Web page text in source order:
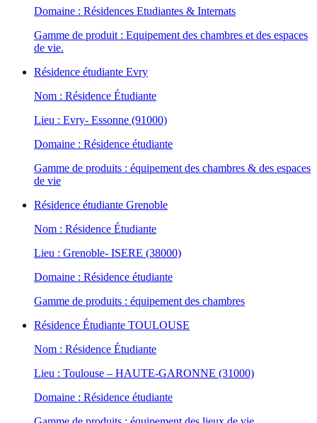
Domaine : Résidences Etudiantes & Internats
Gamme de produit : Equipement des chambres et des espaces
de vie.
Résidence étudiante Evry
Nom : Résidence Étudiante
Lieu : Evry- Essonne (91000)
Domaine : Résidence étudiante
Gamme de produits : équipement des chambres & des espaces
de vie
Résidence étudiante Grenoble
Nom : Résidence Étudiante
Lieu : Grenoble- ISERE (38000)
Domaine : Résidence étudiante
Gamme de produits : équipement des chambres
Résidence Étudiante TOULOUSE
Nom : Résidence Étudiante
Lieu : Toulouse – HAUTE-GARONNE (31000)
Domaine : Résidence étudiante